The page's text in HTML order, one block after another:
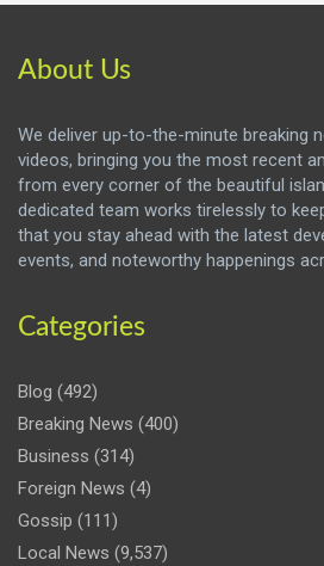
About Us
We deliver up-to-the-minute breaking
videos, bringing you the most recent
from every corner of the beautiful
dedicated team works tirelessly to
that you stay ahead with the latest
events, and noteworthy happenings
Categories
Blog (492)
Breaking News (400)
Business (314)
Foreign News (4)
Gossip (111)
Local News (9,537)